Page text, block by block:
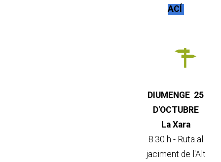
ACÍ
DIUMENGE 25
D'OCTUBRE
La Xara
8.30 h - Ruta al
jaciment de l'Alt